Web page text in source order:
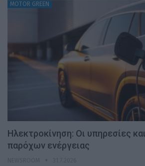
MOTOR GREEN
Ηλεκτροκίνηση: Οι υπηρεσίες
παρόχων ενέργειας